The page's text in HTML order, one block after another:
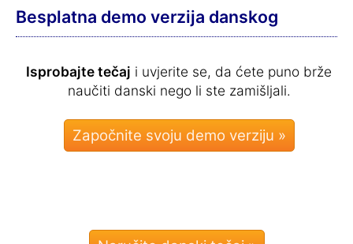
Besplatna demo verzija danskog
Isprobajte tečaj i uvjerite se, da ćete puno brže
naučiti danski nego li ste zamišljali.